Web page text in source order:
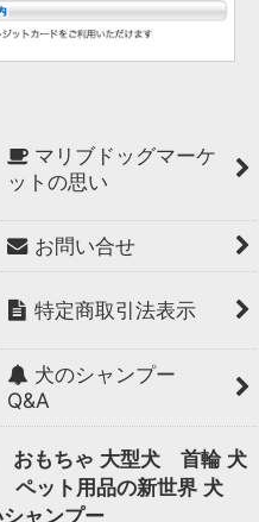
マリブドッグマーケ
ットの思い
お問い合せ
特定商取引法表示
犬のシャンプー
Q&A
もちゃ 大型犬 首輪 犬
ペット用品の新世界 犬
ャンプー